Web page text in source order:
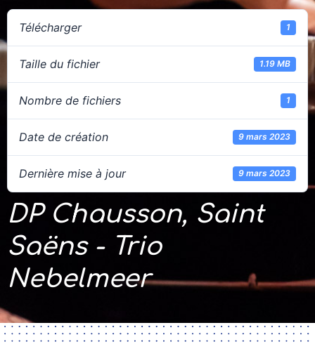
Télécharger 1
Taille du fichier 1.19 MB
Nombre de fichiers 1
Date de création 9 mars 2023
Dernière mise à jour 9 mars 2023
DP Chausson, Saint
Saëns - Trio
Nebelmeer